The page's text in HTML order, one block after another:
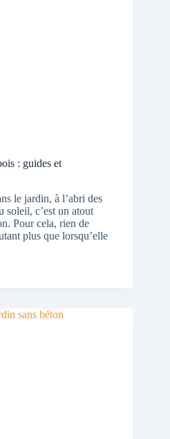
: guides et
le jardin, à l’abri des
soleil, c’est un atout
Pour cela, rien de
plus que lorsqu’elle